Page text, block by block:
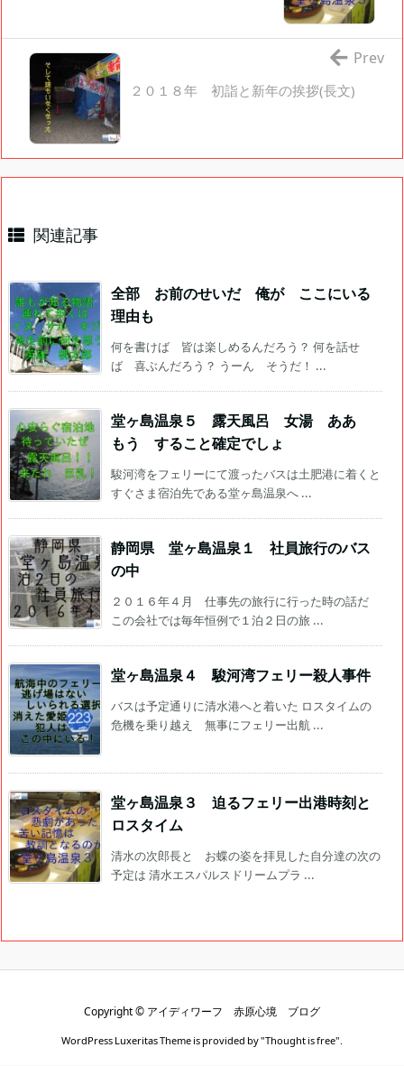
２０１８年 初詣と新年の挨拶(長文)
Prev
関連記事
全部 お前のせいだ 俺が ここにいる
理由も
何を書けば 皆は楽しめるんだろう？ 何を話せ
ば 喜ぶんだろう？ うーん そうだ！ ...
堂ヶ島温泉５ 露天風呂 女湯 ああ
もう すること確定でしょ
駿河湾をフェリーにて渡ったバスは土肥港に着くと
すぐさま宿泊先である堂ヶ島温泉へ ...
静岡県 堂ヶ島温泉１ 社員旅行のバス
の中
２０１６年４月 仕事先の旅行に行った時の話だ
この会社では毎年恒例で１泊２日の旅 ...
堂ヶ島温泉４ 駿河湾フェリー殺人事件
バスは予定通りに清水港へと着いた ロスタイムの
危機を乗り越え 無事にフェリー出航 ...
堂ヶ島温泉３ 迫るフェリー出港時刻と
ロスタイム
清水の次郎長と お蝶の姿を拝見した自分達の次の
予定は 清水エスパルスドリームプラ ...
Copyright © アイディワーフ 赤原心境 ブログ
WordPress Luxeritas Theme is provided by "Thought is free".